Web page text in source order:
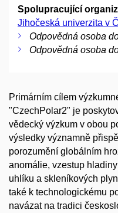
Spolupracující
Jihočeská univerzita v
Odpovědná osoba
Odpovědná osoba
Primárním cílem
"CzechPolar2" je
vědecký výzkum v obou
výsledky významně
porozumění globálním
anomálie, vzestup
uhlíku a skleníkových
také k technologickému
navázat na tradici